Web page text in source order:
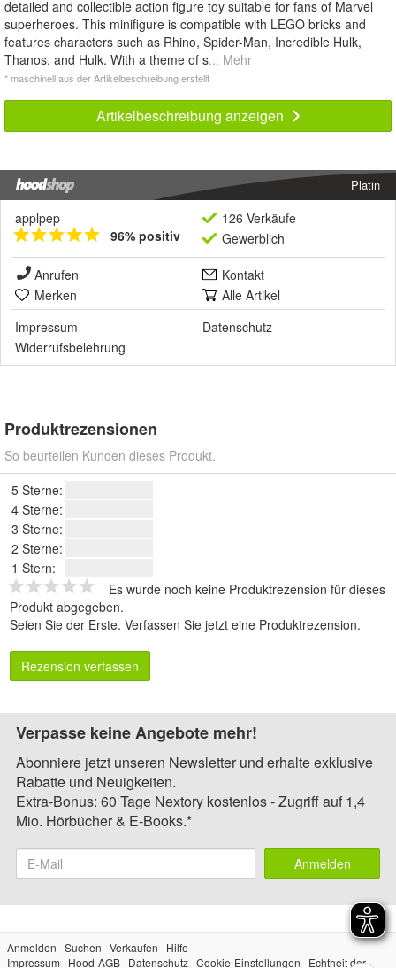
detailed and collectible action figure toy suitable for fans of Marvel
superheroes. This minifigure is compatible with LEGO bricks and
features characters such as Rhino, Spider-Man, Incredible Hulk,
Thanos, and Hulk. With a theme of s... Mehr
* maschinell aus der Artikelbeschreibung erstellt
Artikelbeschreibung anzeigen
Platin
applpep
96% positiv
126 Verkäufe
Gewerblich
Anrufen
Kontakt
Merken
Alle Artikel
Impressum
Datenschutz
Widerrufsbelehrung
Produktrezensionen
So beurteilen Kunden dieses Produkt.
5 Sterne:
4 Sterne:
3 Sterne:
2 Sterne:
1 Stern:
Es wurde noch keine Produktrezension für dieses
Produkt abgegeben.
Seien Sie der Erste. Verfassen Sie jetzt eine Produktrezension.
Rezension verfassen
Verpasse keine Angebote mehr!
Abonniere jetzt unseren Newsletter und erhalte exklusive
Rabatte und Neuigkeiten.
Extra-Bonus: 60 Tage Nextory kostenlos - Zugriff auf 1,4
Mio. Hörbücher & E-Books.*
Anmelden
Anmelden Suchen Verkaufen
Hilfe
Impressum
Hood-AGB Datenschutz Cookie-Einstellungen Echtheit der